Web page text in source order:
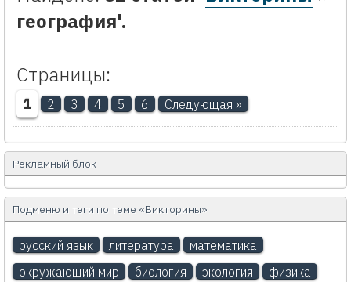
география'.
Страницы:
1 2 3 4 5 6 Следующая »
Рекламный блок
Подменю и теги по теме «Викторины»
русский язык литература
математика
окружающий мир
биология экология
физика